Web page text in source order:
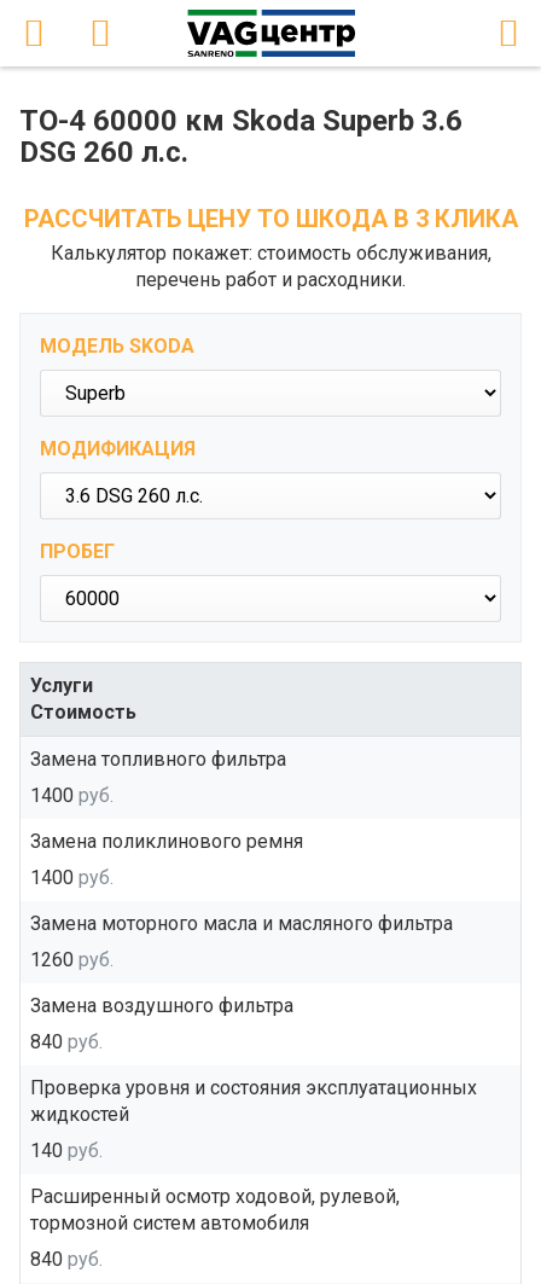
ТО-4 60000 км Skoda Superb 3.6
DSG 260 л.с.
РАССЧИТАТЬ ЦЕНУ ТО ШКОДА В 3 КЛИКА
Калькулятор покажет: стоимость обслуживания,
перечень работ и расходники.
МОДЕЛЬ SKODA
МОДИФИКАЦИЯ
ПРОБЕГ
Услуги
Стоимость
Замена топливного фильтра
1400 руб.
Замена поликлинового ремня
1400 руб.
Замена моторного масла и масляного фильтра
1260 руб.
Замена воздушного фильтра
840 руб.
Проверка уровня и состояния эксплуатационных
жидкостей
140 руб.
Расширенный осмотр ходовой, рулевой,
тормозной систем автомобиля
840 руб.